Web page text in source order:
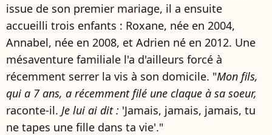
issue de son premier mariage, il a ensuite
accueilli trois enfants : Roxane, née en 2004,
Annabel, née en 2008, et Adrien né en 2012. Une
mésaventure familiale l'a d'ailleurs forcé à
récemment serrer la vis à son domicile. "Mon fils,
qui a 7 ans, a récemment filé une claque à sa soeur,
raconte-il. Je lui ai dit : 'Jamais, jamais, jamais, tu
ne tapes une fille dans ta vie'."